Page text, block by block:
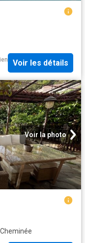
Voir les détails
Voir la photo
Cheminée